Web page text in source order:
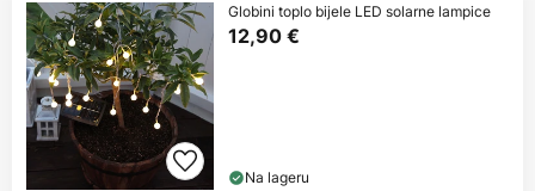
Globini toplo bijele LED solarne lampice
12,90 €
Na lageru